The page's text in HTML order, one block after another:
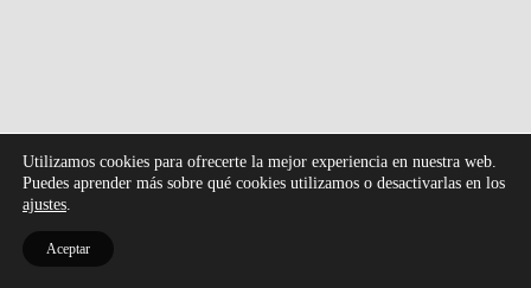
Utilizamos cookies para ofrecerte la mejor experiencia en nuestra web.
Puedes aprender más sobre qué cookies utilizamos o desactivarlas en los
ajustes.
Aceptar